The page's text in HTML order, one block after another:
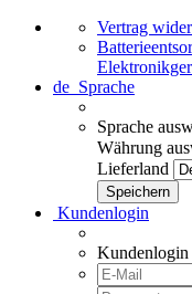
Vertrag
de Sprache
Sprache
Währung
Lieferland
Kundenlogin
Kundenlogin